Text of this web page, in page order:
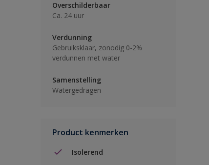
Overschilderbaar
Ca. 24 uur
Verdunning
Gebruiksklaar, zonodig 0-2%
verdunnen met water
Samenstelling
Watergedragen
Product kenmerken
Isolerend